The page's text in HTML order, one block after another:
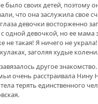
своих детей, поэтому
что она заслужила свое
девочки восторженно
девочкой, но ее мама
такая! Я ничего не
заголяя худые колени.
другое
очень расстраивала Нину
терять единственного